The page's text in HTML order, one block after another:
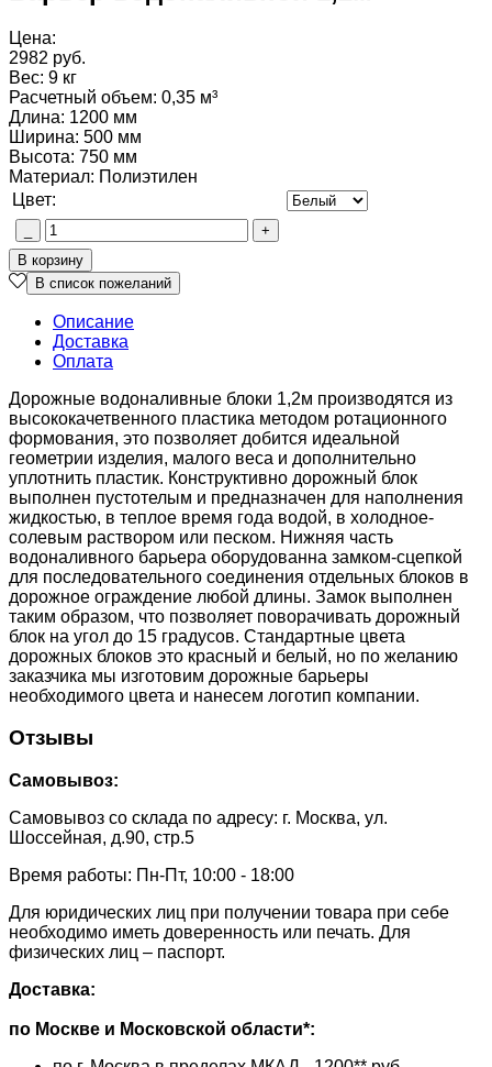
Цена:
2982 руб.
Вес: 9 кг
Расчетный объем: 0,35 м³
Длина: 1200 мм
Ширина: 500 мм
Высота: 750 мм
Материал: Полиэтилен
Цвет:
Описание
Доставка
Оплата
Дорожные водоналивные блоки 1,2м производятся из
высококачетвенного пластика методом ротационного
формования, это позволяет добится идеальной
геометрии изделия, малого веса и дополнительно
уплотнить пластик. Конструктивно дорожный блок
выполнен пустотелым и предназначен для наполнения
жидкостью, в теплое время года водой, в холодное-
солевым раствором или песком. Нижняя часть
водоналивного барьера оборудованна замком-сцепкой
для последовательного соединения отдельных блоков в
дорожное ограждение любой длины. Замок выполнен
таким образом, что позволяет поворачивать дорожный
блок на угол до 15 градусов. Стандартные цвета
дорожных блоков это красный и белый, но по желанию
заказчика мы изготовим дорожные барьеры
необходимого цвета и нанесем логотип компании.
Отзывы
Самовывоз:
Самовывоз со склада по адресу: г. Москва, ул.
Шоссейная, д.90, стр.5
Время работы: Пн-Пт, 10:00 - 18:00
Для юридических лиц при получении товара при себе
необходимо иметь доверенность или печать. Для
физических лиц – паспорт.
Доставка:
по Москве и Московской области*: